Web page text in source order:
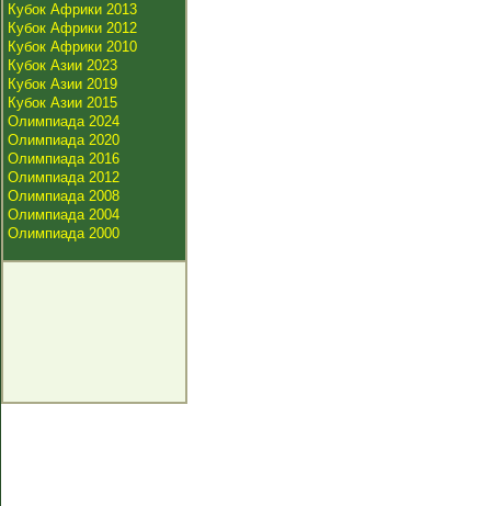
Кубок Африки 2013
Кубок Африки 2012
Кубок Африки 2010
Кубок Азии 2023
Кубок Азии 2019
Кубок Азии 2015
Олимпиада 2024
Олимпиада 2020
Олимпиада 2016
Олимпиада 2012
Олимпиада 2008
Олимпиада 2004
Олимпиада 2000